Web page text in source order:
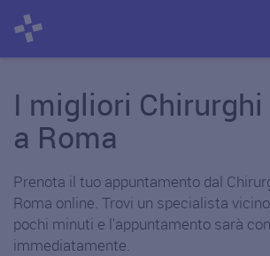
I migliori
a Roma
Prenota il tuo appuntamento dal
Roma online. Trovi un specialista
pochi minuti e l'appuntamento sarà
immediatamente.